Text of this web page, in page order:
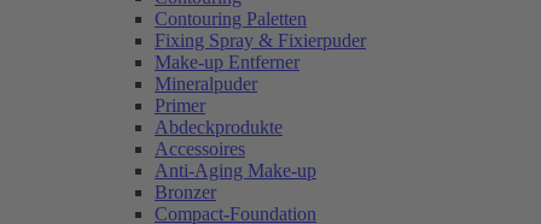
Contouring Paletten
Fixing Spray & Fixierpuder
Make-up Entferner
Mineralpuder
Primer
Abdeckprodukte
Accessoires
Anti-Aging Make-up
Bronzer
Compact-Foundation